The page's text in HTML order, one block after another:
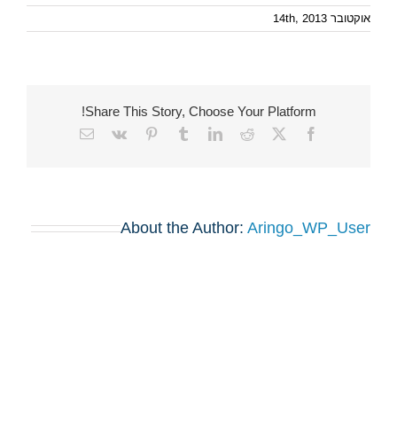
אוקטובר 14th, 2013
Share This Story, Choose Your Platform!
Facebook
X
Reddit
LinkedIn
Tumblr
Pinterest
Vk
Email
About the Author: Aringo_WP_User